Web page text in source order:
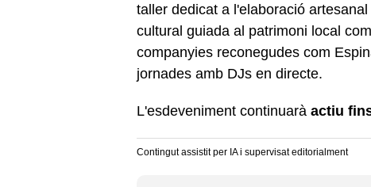
taller dedicat a l'elaboració
cultural guiada al patrimoni local
companyies reconegudes com
jornades amb DJs en directe.
L'esdeveniment continuarà actiu
Contingut assistit per IA i supervisat editorialment